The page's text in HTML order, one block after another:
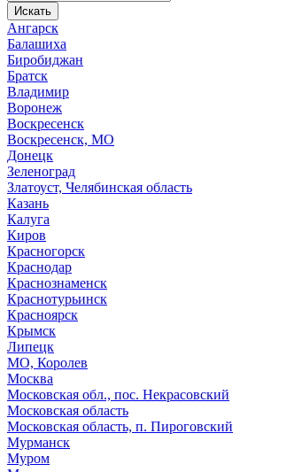
Искать
Ангарск
Балашиха
Биробиджан
Братск
Владимир
Воронеж
Воскресенск
Воскресенск, МО
Донецк
Зеленоград
Златоуст, Челябинская область
Казань
Калуга
Киров
Красногорск
Краснодар
Краснознаменск
Краснотурьинск
Красноярск
Крымск
Липецк
МО, Королев
Москва
Московская обл., пос. Некрасовский
Московская область
Московская область, п. Пироговский
Мурманск
Муром